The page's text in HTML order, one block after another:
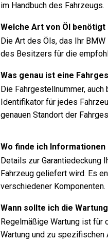
im Handbuch des Fahrzeugs.
Welche Art von Öl benötigt
Die Art des Öls, das Ihr
des Besitzers für die
Was genau ist eine
Die Fahrgestellnummer,
Identifikator für jedes
genauen Standort der
Wo finde ich Informationen
Details zur Garantiedeckung
Fahrzeug geliefert wird. Es
verschiedener Komponenten.
Wann sollte ich die
Regelmäßige Wartung ist für
Wartung und zu spezifischen